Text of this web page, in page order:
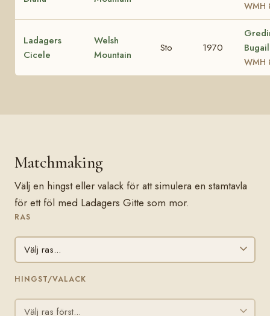
WMH
Ladagers
Cicele
Welsh
Mountain
Sto 1970
Bugail
WMH
Matchmaking
Välj en hingst eller valack för att simulera en stamtavla
för ett föl med Ladagers Gitte som mor.
RAS
HINGST/VALACK